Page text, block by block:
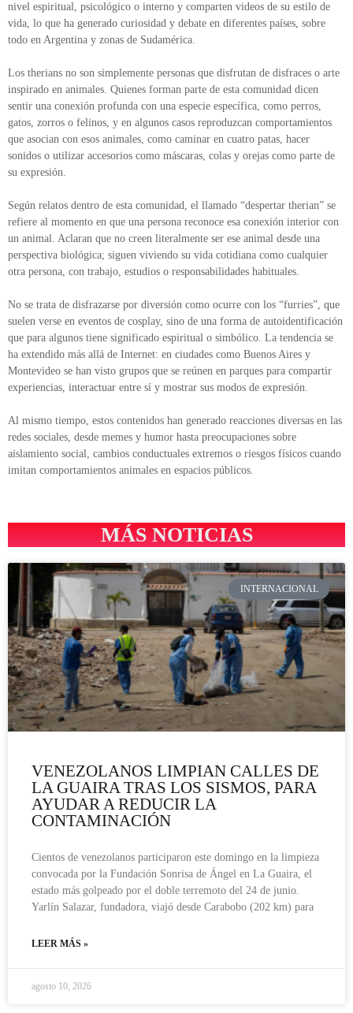
nivel espiritual, psicológico o interno y comparten videos de su estilo de
vida, lo que ha generado curiosidad y debate en diferentes países, sobre
todo en Argentina y zonas de Sudamérica.
Los therians no son simplemente personas que disfrutan de disfraces o arte
inspirado en animales. Quienes forman parte de esta comunidad dicen
sentir una conexión profunda con una especie específica, como perros,
gatos, zorros o felinos, y en algunos casos reproduzcan comportamientos
que asocian con esos animales, como caminar en cuatro patas, hacer
sonidos o utilizar accesorios como máscaras, colas y orejas como parte de
su expresión.
Según relatos dentro de esta comunidad, el llamado “despertar therian” se
refiere al momento en que una persona reconoce esa conexión interior con
un animal. Aclaran que no creen literalmente ser ese animal desde una
perspectiva biológica; siguen viviendo su vida cotidiana como cualquier
otra persona, con trabajo, estudios o responsabilidades habituales.
No se trata de disfrazarse por diversión como ocurre con los “furries”, que
suelen verse en eventos de cosplay, sino de una forma de autoidentificación
que para algunos tiene significado espiritual o simbólico. La tendencia se
ha extendido más allá de Internet: en ciudades como Buenos Aires y
Montevideo se han visto grupos que se reúnen en parques para compartir
experiencias, interactuar entre sí y mostrar sus modos de expresión.
Al mismo tiempo, estos contenidos han generado reacciones diversas en las
redes sociales, desde memes y humor hasta preocupaciones sobre
aislamiento social, cambios conductuales extremos o riesgos físicos cuando
imitan comportamientos animales en espacios públicos.
MÁS NOTICIAS
INTERNACIONAL
VENEZOLANOS LIMPIAN CALLES DE
LA GUAIRA TRAS LOS SISMOS, PARA
AYUDAR A REDUCIR LA
CONTAMINACIÓN
Cientos de venezolanos participaron este domingo en la limpieza
convocada por la Fundación Sonrisa de Ángel en La Guaira, el
estado más golpeado por el doble terremoto del 24 de junio.
Yarlín Salazar, fundadora, viajó desde Carabobo (202 km) para
LEER MÁS »
agosto 10, 2026